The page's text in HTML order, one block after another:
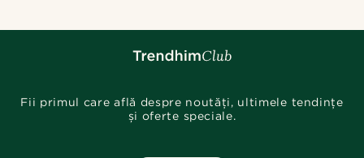
Fii primul care află despre noutăți, ultimele tendințe
și oferte speciale.